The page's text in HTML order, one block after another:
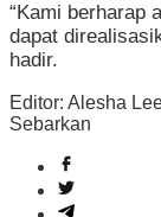
“Kami berharap
dapat
hadir.
Editor: Alesha
Sebarkan